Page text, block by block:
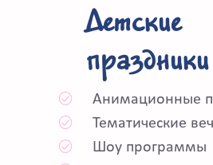
Детские
праздники
Анимационные
Тематические
Шоу программы